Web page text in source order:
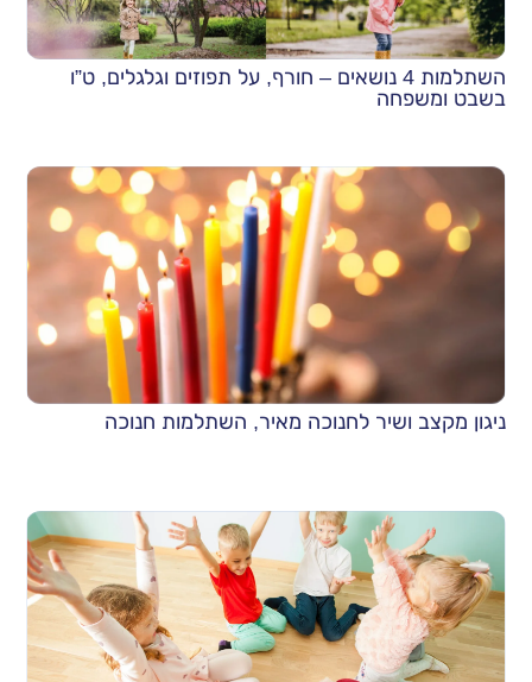
השתלמות 4 נושאים – חורף, על תפוזים וגלגלים, ט”ו
בשבט ומשפחה
ניגון מקצב ושיר לחנוכה מאיר, השתלמות חנוכה